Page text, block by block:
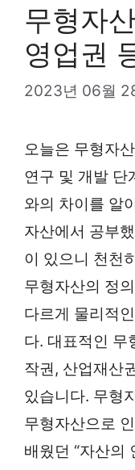
무형자
영업권
2023년 06월
오늘은 무형자
연구 및 개발 단
와의 차이를 알
자산에서 공부
이 있으니 천천
무형자산의 정
다르게 물리적
다. 대표적인 무
작권, 산업재산
있습니다. 무형
무형자산으로
배웠던 “자산의